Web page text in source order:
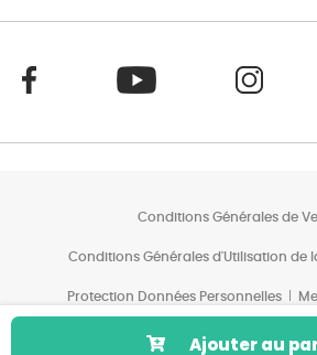
Ajouter au
Conditions Générales de
Conditions Générales d'Utilisation de
Protection Données Personnelles
Conditions des Offres*